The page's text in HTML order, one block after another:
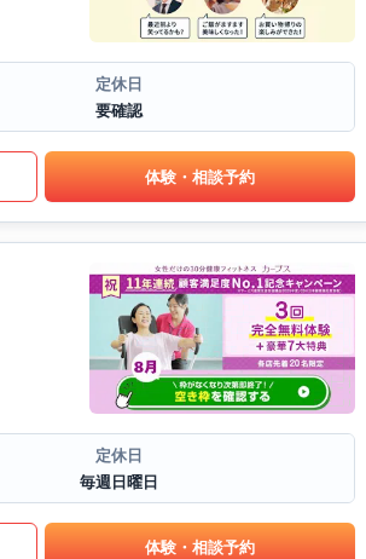
定休日
要確認
体験・相談予約
定休日
毎週日曜日
体験・相談予約